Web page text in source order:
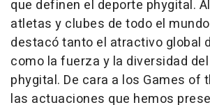
que definen el deporte phygital.
atletas y clubes de todo el
destacó tanto el atractivo global
como la fuerza y la diversidad
phygital. De cara a los Games of
las actuaciones que hemos